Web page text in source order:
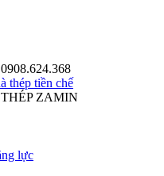
0908.624.368
ZAMIN
lực